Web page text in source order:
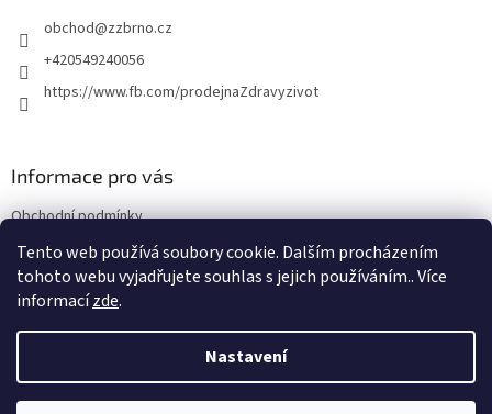
Tento web používá soubory cookie. Dalším procházením
tohoto webu vyjadřujete souhlas s jejich používáním.. Více
informacízde.
Nastavení
obchod@zzbrno.cz
+420549240056
https://www.fb.com/prodejnaZdravyzivot
Informace pro vás
Obchodní podmínky
Podmínky ochrany osobních údajů
Copyright 2026E-shop Zdravý život. Všechna práva vyhrazena.